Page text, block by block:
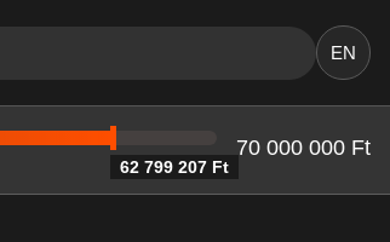
EN
62 799 207 Ft
70 000 000 Ft